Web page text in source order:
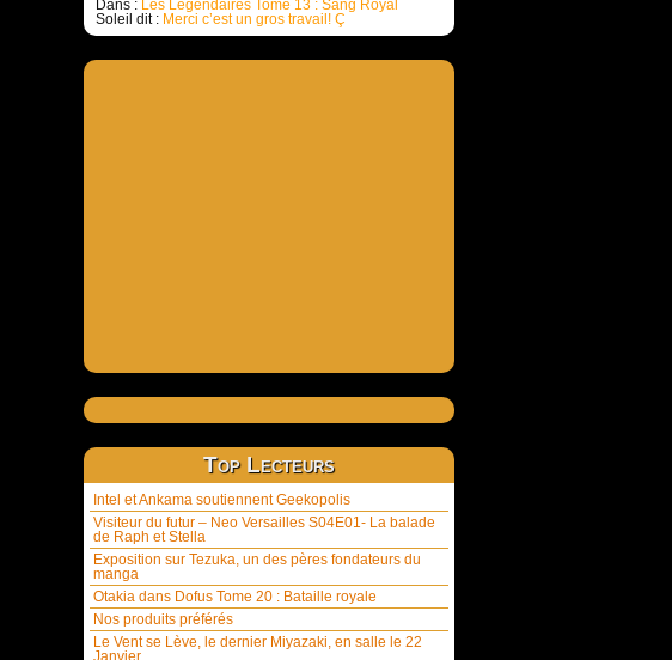
Dans : Les Légendaires Tome 13 : Sang Royal
Soleil dit : Merci c’est un gros travail! Ç
Top Lecteurs
Intel et Ankama soutiennent Geekopolis
Visiteur du futur – Neo Versailles S04E01- La balade
de Raph et Stella
Exposition sur Tezuka, un des pères fondateurs du
manga
Otakia dans Dofus Tome 20 : Bataille royale
Nos produits préférés
Le Vent se Lève, le dernier Miyazaki, en salle le 22
Janvier